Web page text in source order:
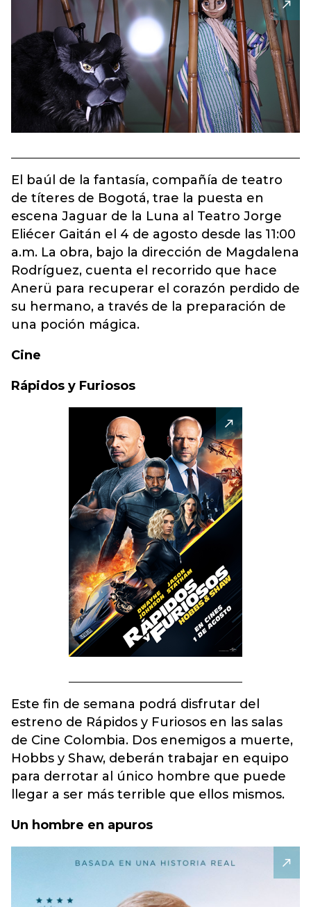
El baúl de la fantasía, compañía de teatro
de títeres de Bogotá, trae la puesta en
escena Jaguar de la Luna al Teatro Jorge
Eliécer Gaitán el 4 de agosto desde las 11:00
a.m. La obra, bajo la dirección de Magdalena
Rodríguez, cuenta el recorrido que hace
Anerü para recuperar el corazón perdido de
su hermano, a través de la preparación de
una poción mágica.
Cine
Rápidos y Furiosos
Este fin de semana podrá disfrutar del
estreno de Rápidos y Furiosos en las salas
de Cine Colombia. Dos enemigos a muerte,
Hobbs y Shaw, deberán trabajar en equipo
para derrotar al único hombre que puede
llegar a ser más terrible que ellos mismos.
Un hombre en apuros